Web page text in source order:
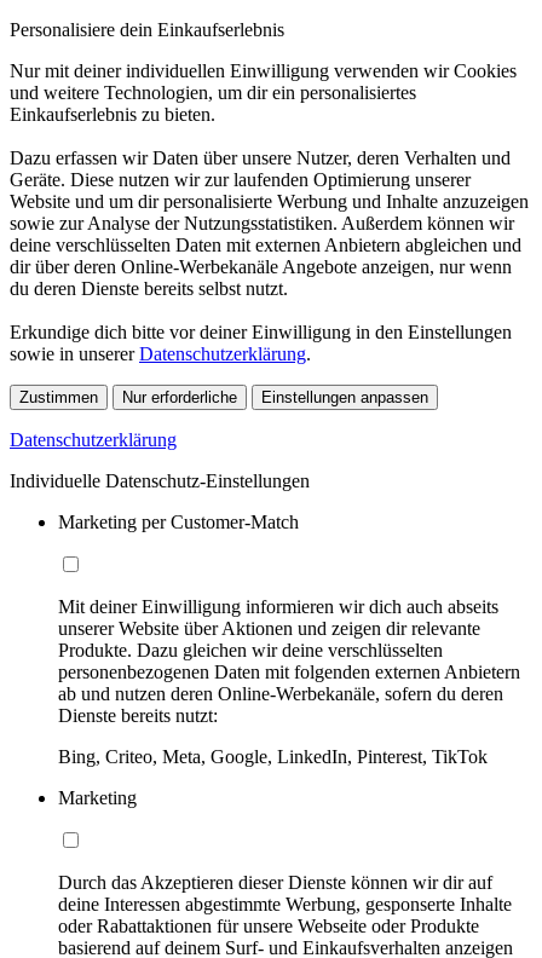
Personalisiere dein Einkaufserlebnis
Nur mit deiner individuellen Einwilligung verwenden wir Cookies
und weitere Technologien, um dir ein personalisiertes
Einkaufserlebnis zu bieten.
Dazu erfassen wir Daten über unsere Nutzer, deren Verhalten und
Geräte. Diese nutzen wir zur laufenden Optimierung unserer
Website und um dir personalisierte Werbung und Inhalte anzuzeigen
sowie zur Analyse der Nutzungsstatistiken. Außerdem können wir
deine verschlüsselten Daten mit externen Anbietern abgleichen und
dir über deren Online-Werbekanäle Angebote anzeigen, nur wenn
du deren Dienste bereits selbst nutzt.
Erkundige dich bitte vor deiner Einwilligung in den Einstellungen
sowie in unsererDatenschutzerklärung.
Zustimmen Nur erforderliche Einstellungen anpassen
Datenschutzerklärung
Individuelle Datenschutz-Einstellungen
Marketing per Customer-Match
Mit deiner Einwilligung informieren wir dich auch abseits
unserer Website über Aktionen und zeigen dir relevante
Produkte. Dazu gleichen wir deine verschlüsselten
personenbezogenen Daten mit folgenden externen Anbietern
ab und nutzen deren Online-Werbekanäle, sofern du deren
Dienste bereits nutzt:
Bing, Criteo, Meta, Google, LinkedIn, Pinterest, TikTok
Marketing
Durch das Akzeptieren dieser Dienste können wir dir auf
deine Interessen abgestimmte Werbung, gesponserte Inhalte
oder Rabattaktionen für unsere Webseite oder Produkte
basierend auf deinem Surf- und Einkaufsverhalten anzeigen